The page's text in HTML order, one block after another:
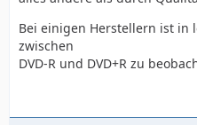
Bei einigen Herstellern ist in
zwischen
DVD-R und DVD+R zu